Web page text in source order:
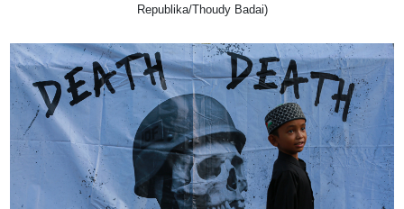
Republika/Thoudy Badai)